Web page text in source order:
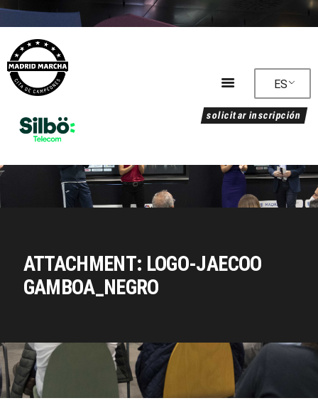
ES
solicitar inscripción
ATTACHMENT: LOGO-JAECOO
GAMBOA_NEGRO
Programa
Clasificación
Circuito
Galería
Sostenibilidad